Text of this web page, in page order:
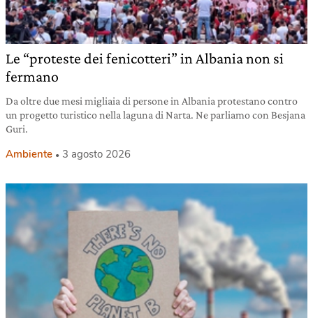
Le “proteste dei fenicotteri” in Albania non si
fermano
Da oltre due mesi migliaia di persone in Albania protestano contro
un progetto turistico nella laguna di Narta. Ne parliamo con Besjana
Guri.
Ambiente 3 agosto 2026